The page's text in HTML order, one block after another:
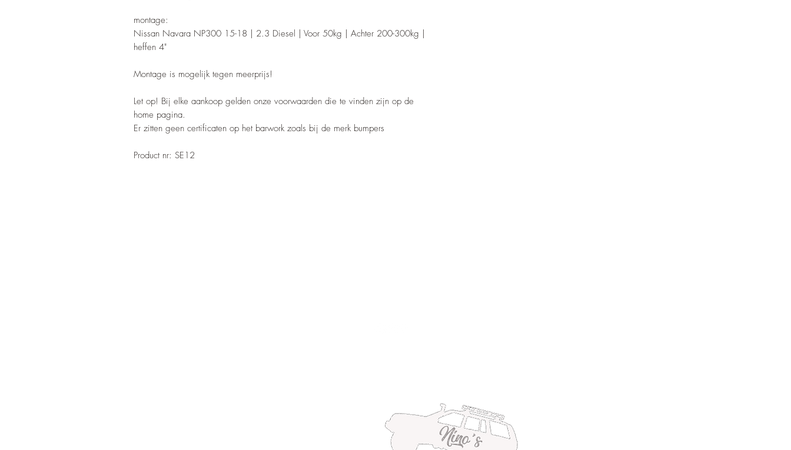
montage:
Nissan Navara NP300 15-18 | 2.3 Diesel | Voor 50kg | Achter 200-300kg |
heffen 4"
Montage is mogelijk tegen meerprijs!
Let op! Bij elke aankoop gelden onze voorwaarden die te vinden zijn op de
home pagina.
Er zitten geen certificaten op het barwork zoals bij de merk bumpers
Product nr: SE12